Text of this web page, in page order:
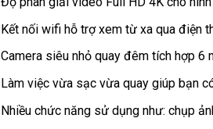
Kết nối wifi hỗ trợ xem từ xa qua điện
Camera siêu nhỏ quay đêm tích hợp 6
Làm việc vừa sạc vừa quay giúp bạn
Nhiều chức năng sử dụng như: chụp